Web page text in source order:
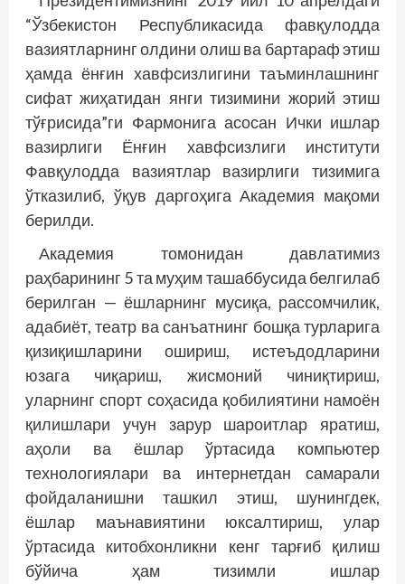
“Ўзбекистон Республикасида фавқулодда
вазиятларнинг олдини олиш ва бартараф этиш
ҳамда ёнғин хавфсизлигини таъминлашнинг
сифат жиҳатидан янги тизимини жорий этиш
тўғрисида”ги Фармонига асосан Ички ишлар
вазирлиги Ёнғин хавфсизлиги институти
Фавқулодда вазиятлар вазирлиги тизимига
ўтказилиб, ўқув даргоҳига Академия мақоми
берилди.
Академия томонидан давлатимиз
раҳбарининг 5 та муҳим ташаббусида белгилаб
берилган — ёшларнинг мусиқа, рассомчилик,
адабиёт, театр ва санъатнинг бошқа турларига
қизиқишларини ошириш, истеъдодларини
юзага чиқариш, жисмоний чиниқтириш,
уларнинг спорт соҳасида қобилиятини намоён
қилишлари учун зарур шароитлар яратиш,
аҳоли ва ёшлар ўртасида компьютер
технологиялари ва интернетдан самарали
фойдаланишни ташкил этиш, шунингдек,
ёшлар маънавиятини юксалтириш, улар
ўртасида китобхонликни кенг тарғиб қилиш
бўйича ҳам тизимли ишлар